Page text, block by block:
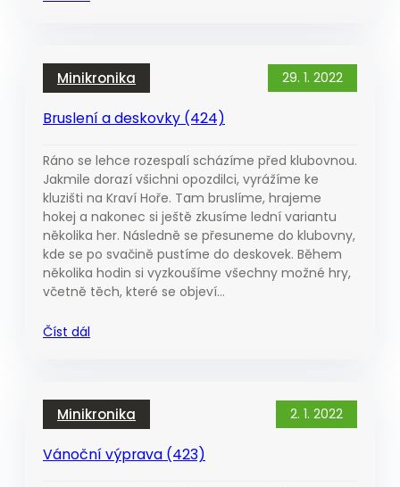
Minikronika 29. 1. 2022
Bruslení a deskovky (424)
Ráno se lehce rozespalí scházíme před klubovnou.
Jakmile dorazí všichni opozdilci, vyrážíme ke
kluzišti na Kraví Hoře. Tam bruslíme, hrajeme
hokej a nakonec si ještě zkusíme lední variantu
několika her. Následně se přesuneme do klubovny,
kde se po svačině pustíme do deskovek. Během
několika hodin si vyzkoušíme všechny možné hry,
včetně těch, které se objeví…
Číst dál
Minikronika 2. 1. 2022
Vánoční výprava (423)